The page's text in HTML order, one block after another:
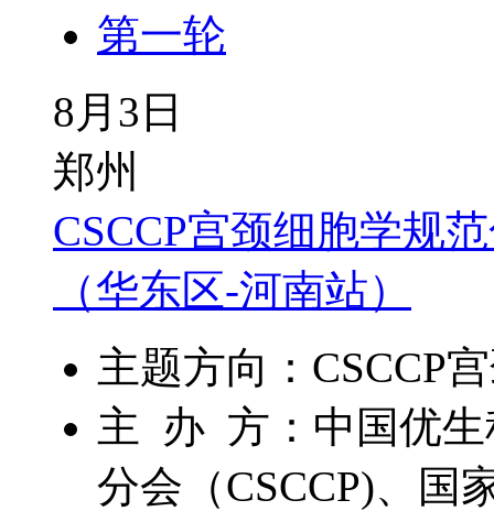
第一轮
8月3日
郑州
CSCCP宫颈细胞学规
（华东区-河南站）
主题方向：CSCCP
主 办 方：中国优生
分会（CSCCP)、国